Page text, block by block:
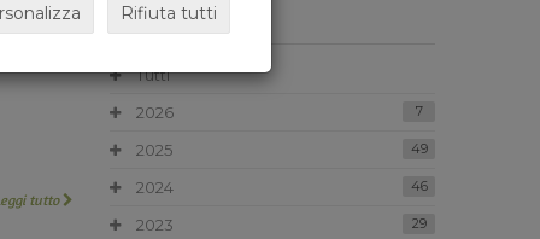
tutto
ARCHIVIO
Tutti
2026
7
2025 49
2024 46
2023 29
Rifiuta tutti